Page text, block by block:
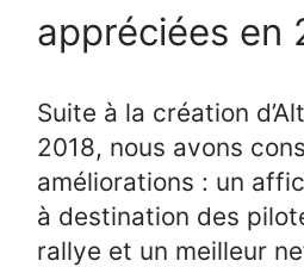
appréciées en
Suite à la création
2018, nous avons
améliorations : un
à destination des
rallye et un meilleur